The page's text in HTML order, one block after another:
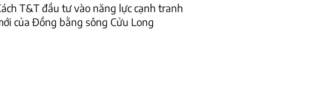
T&T đầu tư vào năng lực cạnh tranh
của Đồng bằng sông Cửu Long